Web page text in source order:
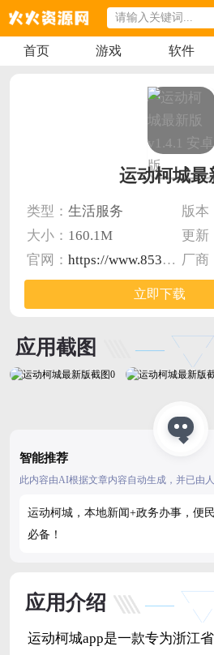
首页 游戏 软件
运动柯城最
类型： 生活服务 版本
大小： 160.1M 更新
官网： https://www.8531.cn/ 厂商
立即下载
应用截图
智能推荐
此内容由AI根据文章内容自动生成，并已由
运动柯城，本地新闻+政务办事，便
必备！
应用介绍
运动柯城app是一款专为浙江